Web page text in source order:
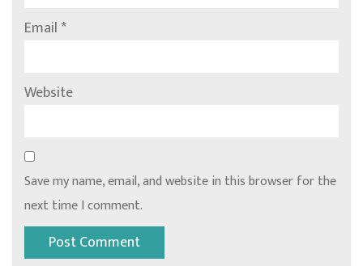
Email*
Website
Save my name, email, and website in this browser for the
next time I comment.